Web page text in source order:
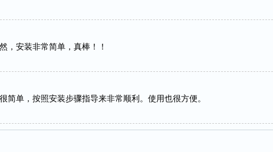
，安装非常简单，真棒！！
简单，按照安装步骤指导来非常顺利。使用也很方便。